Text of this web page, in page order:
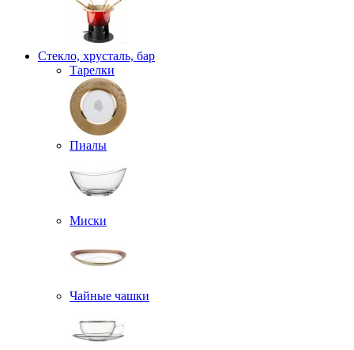
Стекло, хрусталь, бар
Тарелки
Пиалы
Миски
Чайные чашки